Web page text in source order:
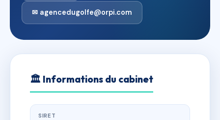
✉ agencedugolfe@orpi.com
🏛 Informations du cabinet
SIRET